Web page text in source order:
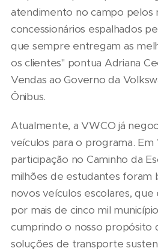
atendimento no campo pelos
concessionários espalhados
que sempre entregam as
os clientes" pontua Adriana
Vendas ao Governo da
Ônibus.
Atualmente, a VWCO já
veículos para o programa. Em
participação no Caminho da
milhões de estudantes foram
novos veículos escolares,
por mais de cinco mil
cumprindo o nosso propósito
soluções de transporte